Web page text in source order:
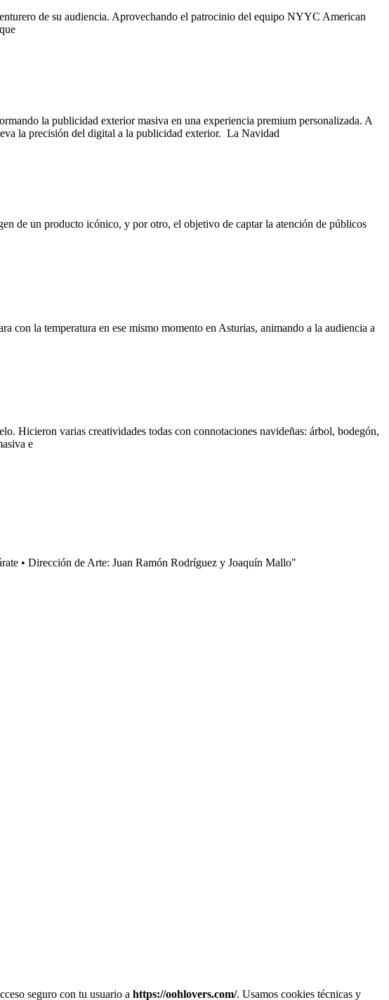
de su audiencia. Aprovechando el patrocinio del equipo NYYC American
la publicidad exterior masiva en una experiencia premium personalizada. A
la precisión del digital a la publicidad exterior. La Navidad
de un producto icónico, y por otro, el objetivo de captar la atención de públicos
con la temperatura en ese mismo momento en Asturias, animando a la audiencia a
Hicieron varias creatividades todas con connotaciones navideñas: árbol, bodegón,
e
• Dirección de Arte: Juan Ramón Rodríguez y Joaquín Mallo"
seguro con tu usuario a https://oohlovers.com/. Usamos cookies técnicas y